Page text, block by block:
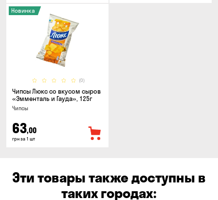
(0)
Новинка
Чипсы Люкс со вкусом сыров
«Эмменталь и Гауда», 125г
Чипсы
63,00
грн за 1 шт
Эти товары также доступны в
таких городах: